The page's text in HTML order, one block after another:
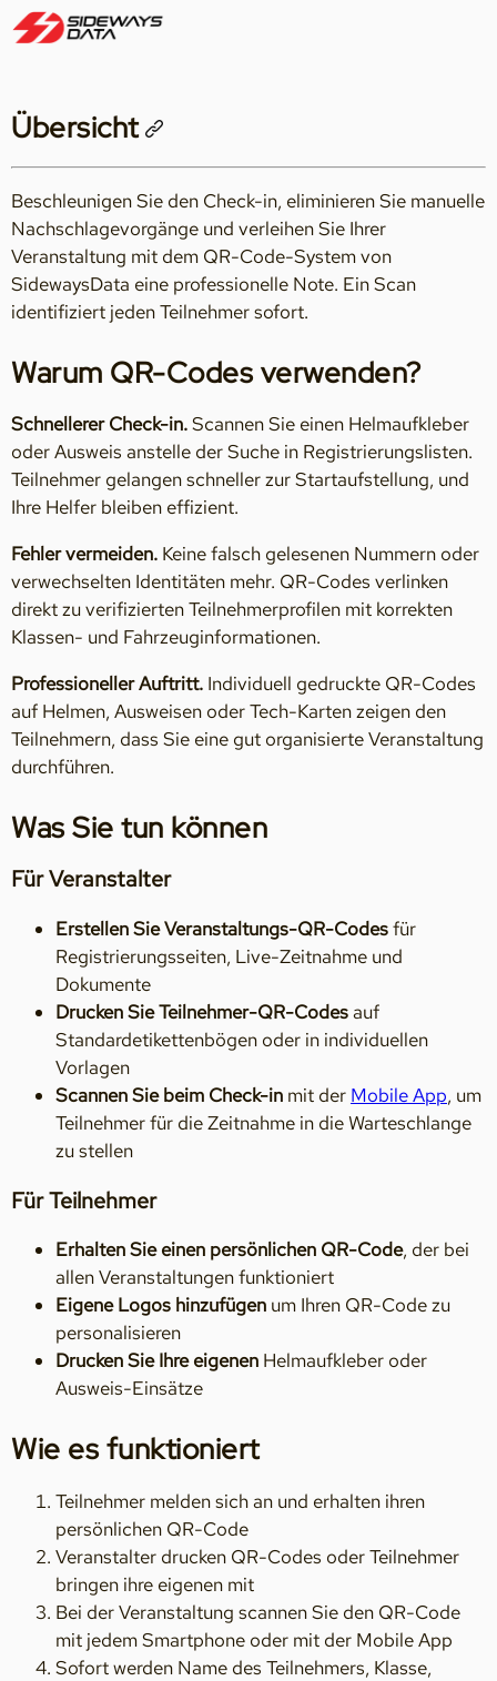
Übersicht
Beschleunigen Sie den Check-in, eliminieren Sie manuelle
Nachschlagevorgänge und verleihen Sie Ihrer
Veranstaltung mit dem QR-Code-System von
SidewaysData eine professionelle Note. Ein Scan
identifiziert jeden Teilnehmer sofort.
Warum QR-Codes verwenden?
Schnellerer Check-in.Scannen Sie einen Helmaufkleber
oder Ausweis anstelle der Suche in Registrierungslisten.
Teilnehmer gelangen schneller zur Startaufstellung, und
Ihre Helfer bleiben effizient.
Fehler vermeiden. Keine falsch gelesenen Nummern oder
verwechselten Identitäten mehr. QR-Codes verlinken
direkt zu verifizierten Teilnehmerprofilen mit korrekten
Klassen- und Fahrzeuginformationen.
Professioneller Auftritt. Individuell gedruckte QR-Codes
auf Helmen, Ausweisen oder Tech-Karten zeigen den
Teilnehmern, dass Sie eine gut organisierte Veranstaltung
durchführen.
Was Sie tun können
Für Veranstalter
Erstellen Sie Veranstaltungs-QR-Codesfür
Registrierungsseiten, Live-Zeitnahme und
Dokumente
Drucken Sie Teilnehmer-QR-Codesauf
Standardetikettenbögen oder in individuellen
Vorlagen
Scannen Sie beim Check-in mit der Mobile App, um
Teilnehmer für die Zeitnahme in die Warteschlange
zu stellen
Für Teilnehmer
Erhalten Sie einen persönlichen QR-Code, der bei
allen Veranstaltungen funktioniert
Eigene Logos hinzufügen um Ihren QR-Code zu
personalisieren
Drucken Sie Ihre eigenen Helmaufkleber oder
Ausweis-Einsätze
Wie es funktioniert
Teilnehmer melden sich an und erhalten ihren
persönlichen QR-Code
Veranstalter drucken QR-Codes oder Teilnehmer
bringen ihre eigenen mit
Bei der Veranstaltung scannen Sie den QR-Code
mit jedem Smartphone oder mit der Mobile App
Sofort werden Name des Teilnehmers, Klasse,